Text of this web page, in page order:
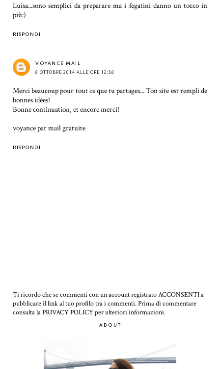
Luisa...sono semplici da preparare ma i fegatini danno un tocco in
più:)
RISPONDI
VOYANCE MAIL
8 OTTOBRE 2014 ALLE ORE 12:58
Merci beaucoup pour tout ce que tu partages... Ton site est rempli de
bonnes idées!
Bonne continuation, et encore merci!
voyance par mail gratuite
RISPONDI
Ti ricordo che se commenti con un account registrato ACCONSENTI a
pubblicare il link al tuo profilo tra i commenti.Prima di commentare
consulta la PRIVACY POLICY per ulteriori informazioni.
ABOUT